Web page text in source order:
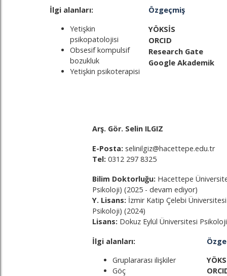
İlgi alanları:
Yetişkin
psikopatolojisi
Obsesif kompulsif
bozukluk
Yetişkin psikoterapisi
Özgeçmiş
YÖKSİS
ORCID
Research Gate
Google Akademik
Arş. Gör. Selin
E-Posta: selinilgiz@hacettepe.edu.tr
Tel: 0312 297 8325
Bilim Doktorluğu: Hacettepe
Psikoloji) (2025 - devam ediyor)
Y. Lisans: İzmir Katip Çelebi
Psikoloji) (2024)
Lisans: Dokuz Eylül Üniversitesi
İlgi alanları:
Gruplararası ilişkiler
Göç